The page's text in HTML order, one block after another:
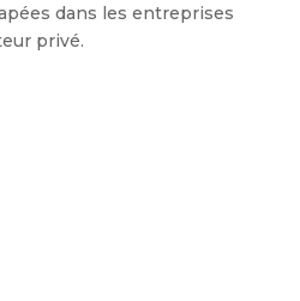
dans les entreprises
privé.